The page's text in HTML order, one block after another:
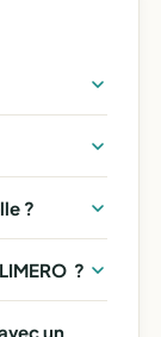
?
 ?
un